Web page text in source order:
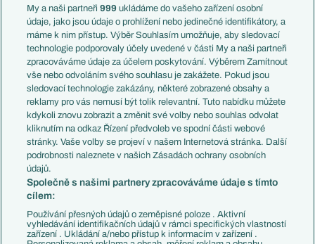
Témata
Představení týmů MS
EuroSkauting
PL v kostce
Evropské koeficienty
Přestupy
Přestupové spekulace
Zranění
Kluby
Arsenal FC
Chelsea FC
Manchester United
AC Milán
Juventus FC
Bayern Mnichov
FC Barcelona
Francie
Itálie
Německo
Španělsko
Argentina
Brazílie
Přestupy
Zápasy
Livescore
Tipovací soutěž
My a naši partneři999 ukládáme do vašeho zařízení osobní
údaje, jako jsou údaje o prohlížení nebo jedinečné identifikátory, a
máme k nim přístup. Výběr Souhlasím umožňuje, aby sledovací
technologie podporovaly účely uvedené v části My a naši partneři
zpracováváme údaje za účelem poskytování. Výběrem Zamítnout
vše nebo odvoláním svého souhlasu je zakážete. Pokud jsou
sledovací technologie zakázány, některé zobrazené obsahy a
reklamy pro vás nemusí být tolik relevantní. Tuto nabídku můžete
kdykoli znovu zobrazit a změnit své volby nebo souhlas odvolat
kliknutím na odkaz Řízení předvoleb ve spodní části webové
stránky. Vaše volby se projeví v našem Internetová stránka. Další
podrobnosti naleznete v našich Zásadách ochrany osobních
údajů.
Společně s našimi partnery zpracováváme údaje s tímto
cílem:
Používání přesných údajů o zeměpisné poloze . Aktivní
vyhledávání identifikačních údajů v rámci specifických vlastností
zařízení . Ukládání a/nebo přístup k informacím v zařízení .